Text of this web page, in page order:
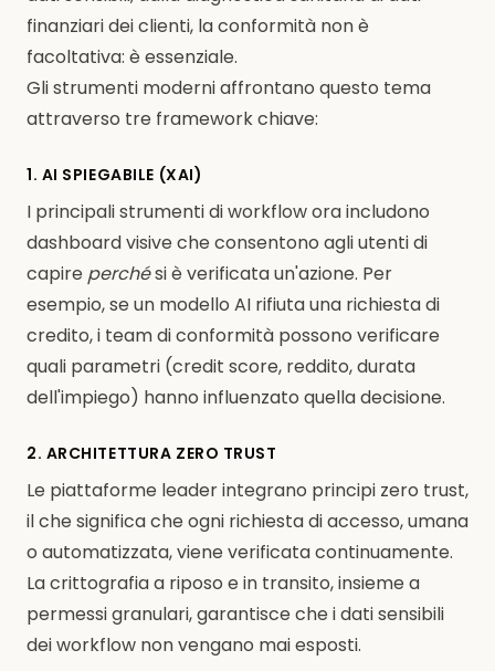
finanziari dei clienti, la conformità non è
facoltativa: è essenziale.
Gli strumenti moderni affrontano questo tema
attraverso tre framework chiave:
1. AI SPIEGABILE (XAI)
I principali strumenti di workflow ora includono
dashboard visive che consentono agli utenti di
capire perchési è verificata un'azione. Per
esempio, se un modello AI rifiuta una richiesta di
credito, i team di conformità possono verificare
quali parametri (credit score, reddito, durata
dell'impiego) hanno influenzato quella decisione.
2. ARCHITETTURA ZERO TRUST
Le piattaforme leader integrano principi zero trust,
il che significa che ogni richiesta di accesso, umana
o automatizzata, viene verificata continuamente.
La crittografia a riposo e in transito, insieme a
permessi granulari, garantisce che i dati sensibili
dei workflow non vengano mai esposti.